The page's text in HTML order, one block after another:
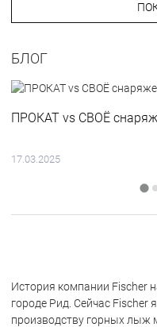
БЛОГ
ПРОКАТ vs СВОЁ
17.03.2025
История компании Fischer
городе Рид. Сейчас Fischer
производству горных лыж